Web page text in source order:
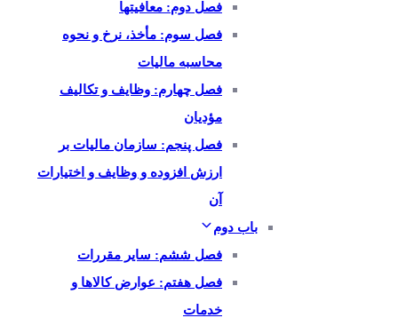
فصل دوم: معافیتها
فصل سوم: مأخذ، نرخ و نحوه
محاسبه مالیات
فصل چهارم: وظایف و تکالیف
مؤدیان
فصل پنجم: سازمان مالیات بر
ارزش افزوده و وظایف و اختیارات
آن
باب دوم
فصل ششم: سایر مقررات
فصل هفتم: عوارض کالاها و
خدمات